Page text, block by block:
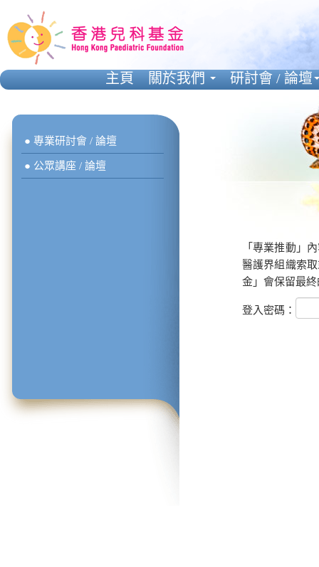
● 專業研討會 / 論壇
● 公眾講座 / 論壇
「專業推動」
醫護界組織索
金」會保留最
登入密碼：
主頁 關於我們 研討會 / 論壇